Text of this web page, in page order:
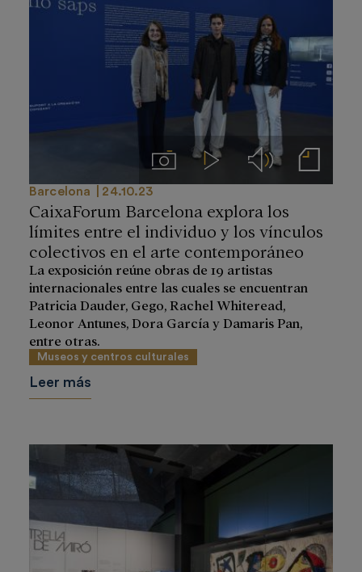
ImágenesVideos Audios Notas de prensa
Barcelona 24.10.23
CaixaForum Barcelona explora los
límites entre el individuo y los vínculos
colectivos en el arte contemporáneo
La exposición reúne obras de 19 artistas
internacionales entre las cuales se encuentran
Patricia Dauder, Gego, Rachel Whiteread,
Leonor Antunes, Dora García y Damaris Pan,
entre otras.
Museos y centros culturales
Leer más